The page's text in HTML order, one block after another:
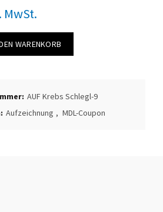
MwSt.
WARENKORB
AUF Krebs Schlegl-9
Aufzeichnung , MDL-Coupon